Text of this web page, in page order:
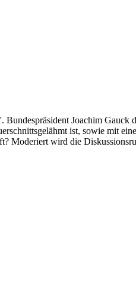
Joachim Gauck
ist, sowie mit
Moderiert wird die